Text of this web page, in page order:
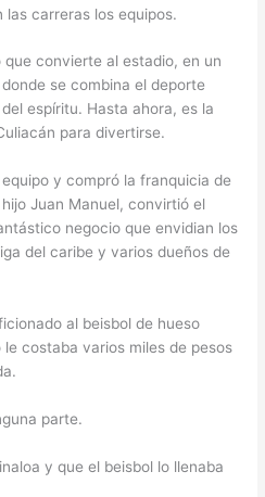
carreras los equipos.
que convierte al estadio, en un
se combina el deporte
espíritu. Hasta ahora, es la
para divertirse.
y compró la franquicia de
Juan Manuel, convirtió el
negocio que envidian los
del caribe y varios dueños de
al beisbol de hueso
costaba varios miles de pesos
parte.
y que el beisbol lo llenaba